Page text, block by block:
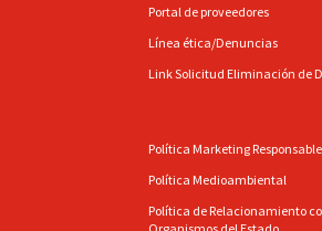
Portal de proveedores
Línea ética/Denuncias
Link Solicitud Eliminación de
Política Marketing Responsable
Política Medioambiental
Política de Relacionamiento